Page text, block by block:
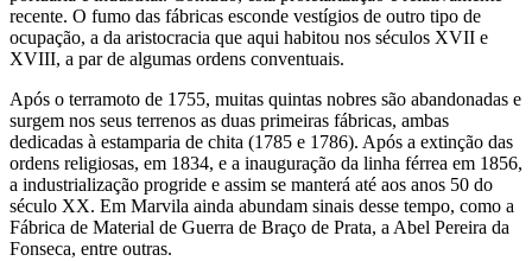
recente. O fumo das fábricas esconde vestígios de outro tipo de
ocupação, a da aristocracia que aqui habitou nos séculos XVII e
XVIII, a par de algumas ordens conventuais.
Após o terramoto de 1755, muitas quintas nobres são abandonadas e
surgem nos seus terrenos as duas primeiras fábricas, ambas
dedicadas à estamparia de chita (1785 e 1786). Após a extinção das
ordens religiosas, em 1834, e a inauguração da linha férrea em 1856,
a industrialização progride e assim se manterá até aos anos 50 do
século XX. Em Marvila ainda abundam sinais desse tempo, como a
Fábrica de Material de Guerra de Braço de Prata, a Abel Pereira da
Fonseca, entre outras.